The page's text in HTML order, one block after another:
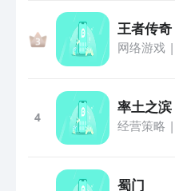
王者传奇
网络游戏|
4
率土之滨
经营策略 |
蜀门